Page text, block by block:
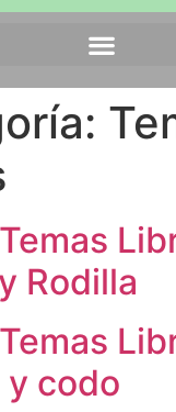
Rodilla
y codo